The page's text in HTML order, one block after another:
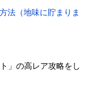
法（地味に貯まりま
」の高レア攻略をし